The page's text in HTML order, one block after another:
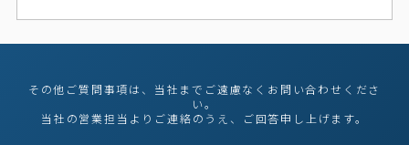
その他ご質問事項は、当社までご遠慮なくお問い合わせくださ
い。
当社の営業担当よりご連絡のうえ、ご回答申し上げます。